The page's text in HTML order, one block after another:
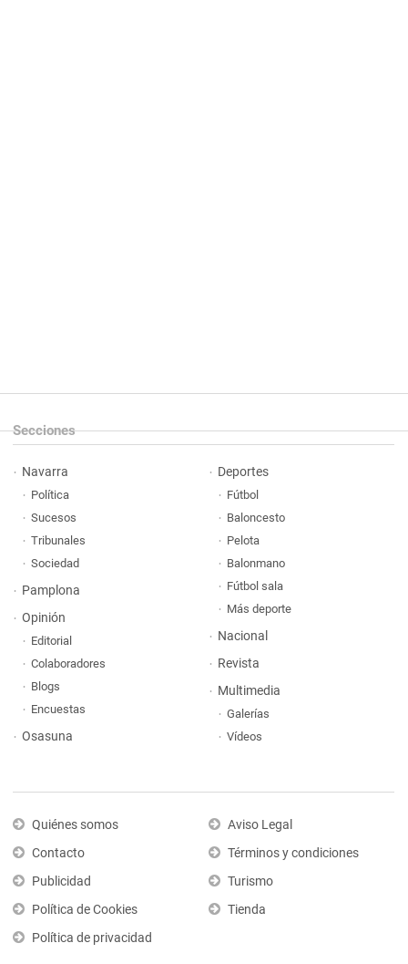
Secciones
Navarra
Política
Sucesos
Tribunales
Sociedad
Pamplona
Opinión
Editorial
Colaboradores
Blogs
Encuestas
Osasuna
Deportes
Fútbol
Baloncesto
Pelota
Balonmano
Fútbol sala
Más deporte
Nacional
Revista
Multimedia
Galerías
Vídeos
Quiénes somos
Contacto
Publicidad
Política de Cookies
Política de privacidad
Aviso Legal
Términos y condiciones
Turismo
Tienda